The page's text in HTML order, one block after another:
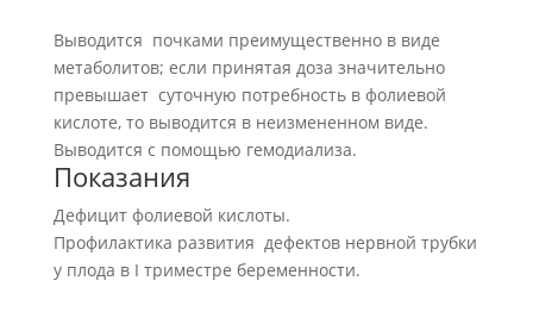
Выводится почками преимущественно в виде
метаболитов; если принятая доза значительно
превышает суточную потребность в фолиевой
кислоте, то выводится в неизмененном виде.
Выводится с помощью гемодиализа.
Показания
Дефицит фолиевой кислоты.
Профилактика развития дефектов нервной трубки
у плода в I триместре беременности.